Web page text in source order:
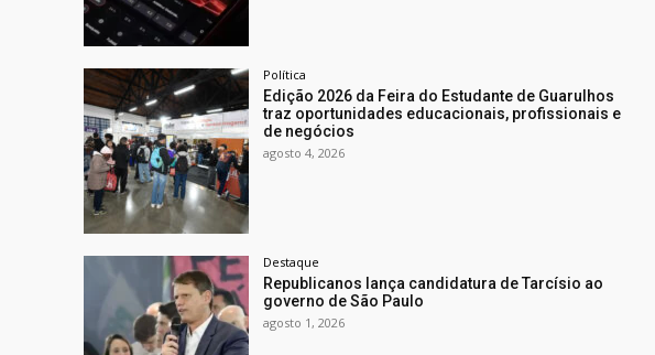
Política
Edição 2026 da Feira do Estudante de Guarulhos
traz oportunidades educacionais, profissionais e
de negócios
agosto 4, 2026
Destaque
Republicanos lança candidatura de Tarcísio ao
governo de São Paulo
agosto 1, 2026